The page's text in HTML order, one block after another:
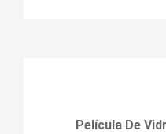
Película De